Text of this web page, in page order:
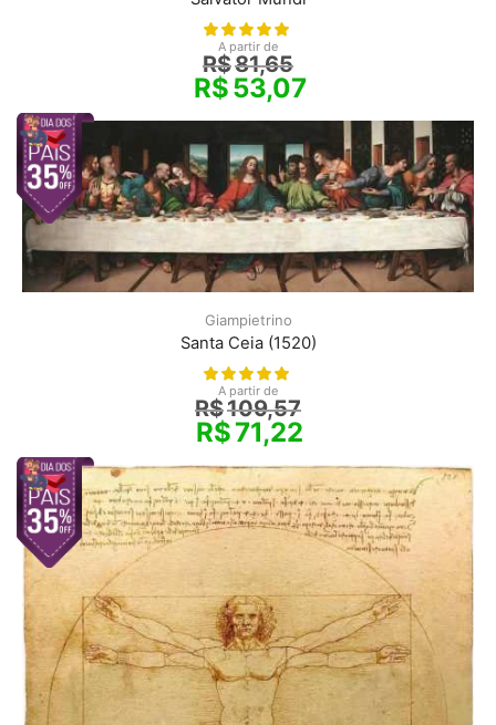
A partir de
R$81,65
R$53,07
Giampietrino
Santa Ceia (1520)
A partir de
R$109,57
R$71,22